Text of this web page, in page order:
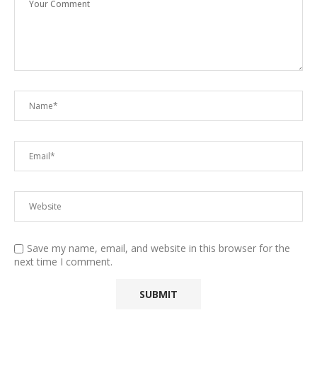
Save my name, email, and website in this browser for the
next time I comment.